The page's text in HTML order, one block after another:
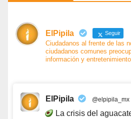
ElPipila Seguir
Ciudadanos al frente de las
ciudadanos comunes
información y
ElPipila @elpipila_mx
La crisis del